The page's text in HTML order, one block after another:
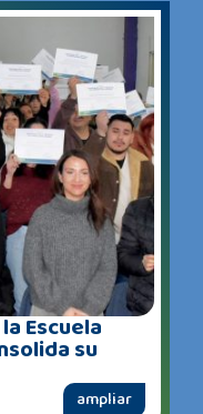
Escuela
su
ampliar